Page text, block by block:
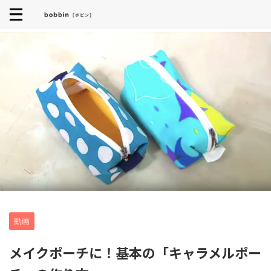
動画
メイクポーチに！基本の「キャラメルポー